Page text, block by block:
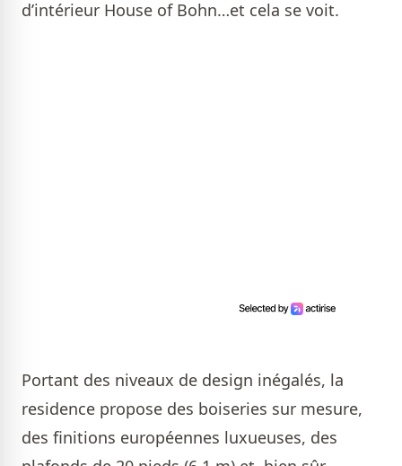
d’intérieur House of Bohn…et cela se voit.
Portant des niveaux de design inégalés, la
residence propose des boiseries sur mesure,
des finitions européennes luxueuses, des